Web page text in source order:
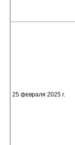
25 февраля 2025 г.